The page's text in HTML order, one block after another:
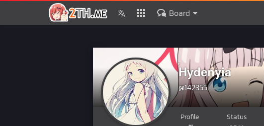
Board
้ัHydenyia
@142355
Profile Status